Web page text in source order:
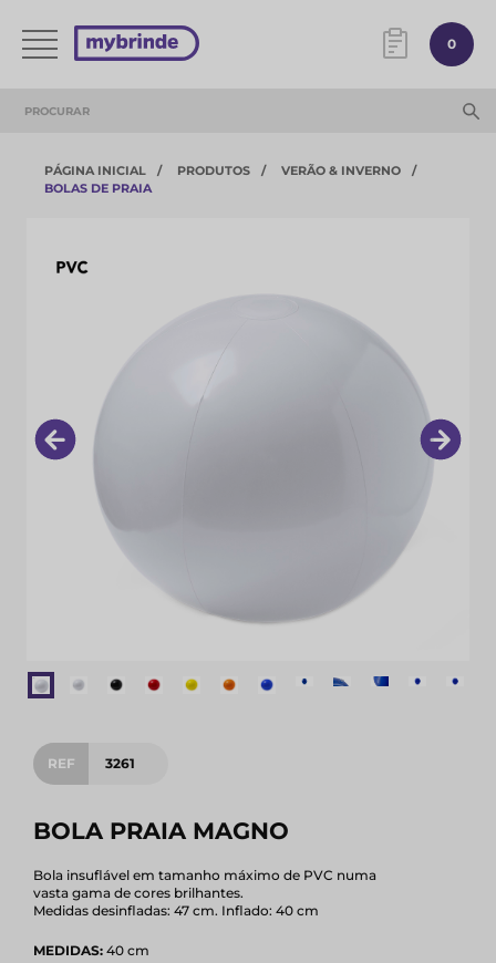
0
PÁGINA INICIAL PRODUTOS
VERÃO & INVERNO
BOLAS DE PRAIA
REF 3261
BOLA PRAIA MAGNO
Bola insuflável em tamanho máximo de PVC numa
vasta gama de cores brilhantes.
Medidas desinfladas: 47 cm. Inflado: 40 cm
MEDIDAS: 40 cm